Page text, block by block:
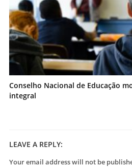
Conselho Nacional de Educação
integral
LEAVE A REPLY:
Your email address will not be